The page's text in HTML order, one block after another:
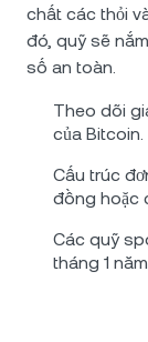
chất các thỏi
đó, quỹ sẽ
số an toàn.
Theo dõi
của Bitcoin.
Cấu trúc
đồng hoặc
Các quỹ
tháng 1